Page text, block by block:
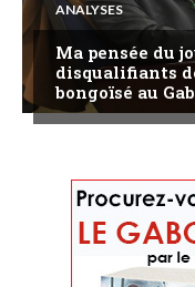
ANALYSES
Ma pensée du
disqualifiants
bongoïsé au